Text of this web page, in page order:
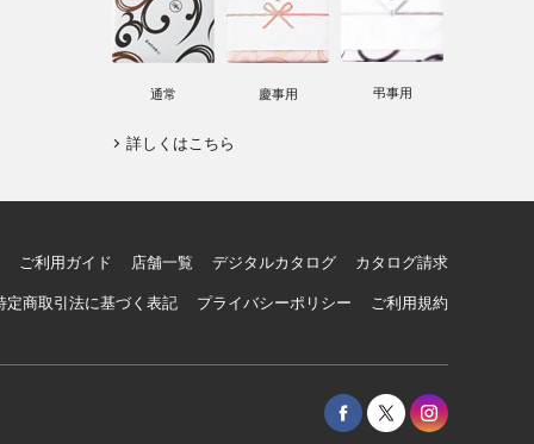
通常 慶事用 弔事用
詳しくはこちら
ご利用ガイド 店舗一覧 デジタルカタログ カタログ請求
定商取引法に基づく表記 プライバシーポリシー ご利用規約